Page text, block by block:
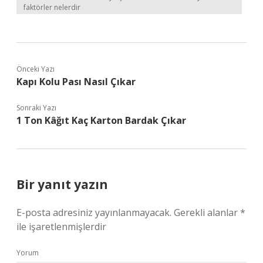
faktörler nelerdir
Önceki Yazı
Kapı Kolu Pası Nasıl Çıkar
Sonraki Yazı
1 Ton Kâğıt Kaç Karton Bardak Çıkar
Bir yanıt yazın
E-posta adresiniz yayınlanmayacak. Gerekli alanlar*
ile işaretlenmişlerdir
Yorum